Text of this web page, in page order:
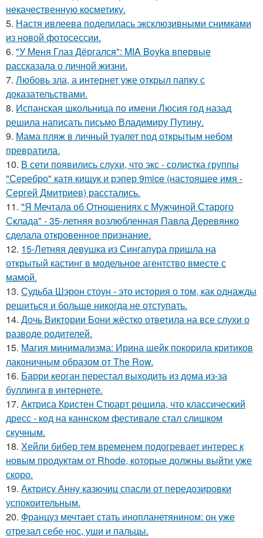
некачественную косметику.
5. Настя ивлеева поделилась эксклюзивными снимками
из новой фотосессии.
6. "У Меня Глаз Дёргался": MIA Boyka впервые
рассказала о личной жизни.
7. Любовь зла, а интернет уже открыл папку с
доказательствами.
8. Испанская школьница по имени Люсия год назад
решила написать письмо Владимиру Путину.
9. Мама пляж в личный туалет под открытым небом
превратила.
10. В сети появились слухи, что экс - солистка группы
"Серебро" катя кищук и рэпер 9mice (настоящее имя -
Сергей Дмитриев) расстались.
11. "Я Мечтала об Отношениях с Мужчиной Старого
Склада" - 35-летняя возлюбленная Павла Деревянко
сделала откровенное признание.
12. 15-Летняя девушка из Сингапура пришла на
открытый кастинг в модельное агентство вместе с
мамой.
13. Судьба Шэрон стоун - это история о том, как однажды
решиться и больше никогда не отступать.
14. Дочь Виктории Бони жёстко ответила на все слухи о
разводе родителей.
15. Магия минимализма: Ирина шейк покорила критиков
лаконичным образом от The Row.
16. Барри кеоган перестал выходить из дома из-за
буллинга в интернете.
17. Актриса Кристен Стюарт решила, что классический
дресс - код на каннском фестивале стал слишком
скучным.
18. Хейли бибер тем временем подогревает интерес к
новым продуктам от Rhode, которые должны выйти уже
скоро.
19. Актрису Анну казючиц спасли от передозировки
успокоительным.
20. Француз мечтает стать инопланетянином: он уже
отрезал себе нос, уши и пальцы.